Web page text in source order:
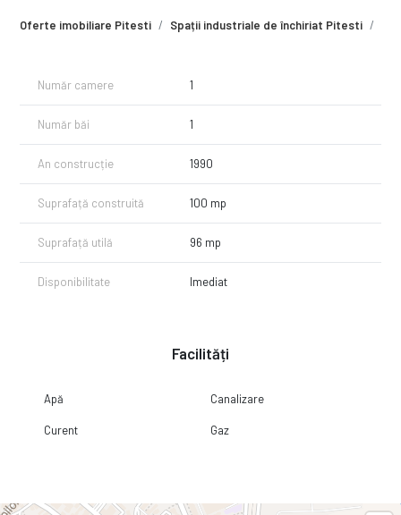
Oferte imobiliare Pitesti Spații industriale de închiriat Pitesti
Număr camere 1
Număr băi 1
An construcție 1990
Suprafață construită 100 mp
Suprafață utilă 96 mp
Disponibilitate Imediat
Facilități
Apă Canalizare
Curent Gaz